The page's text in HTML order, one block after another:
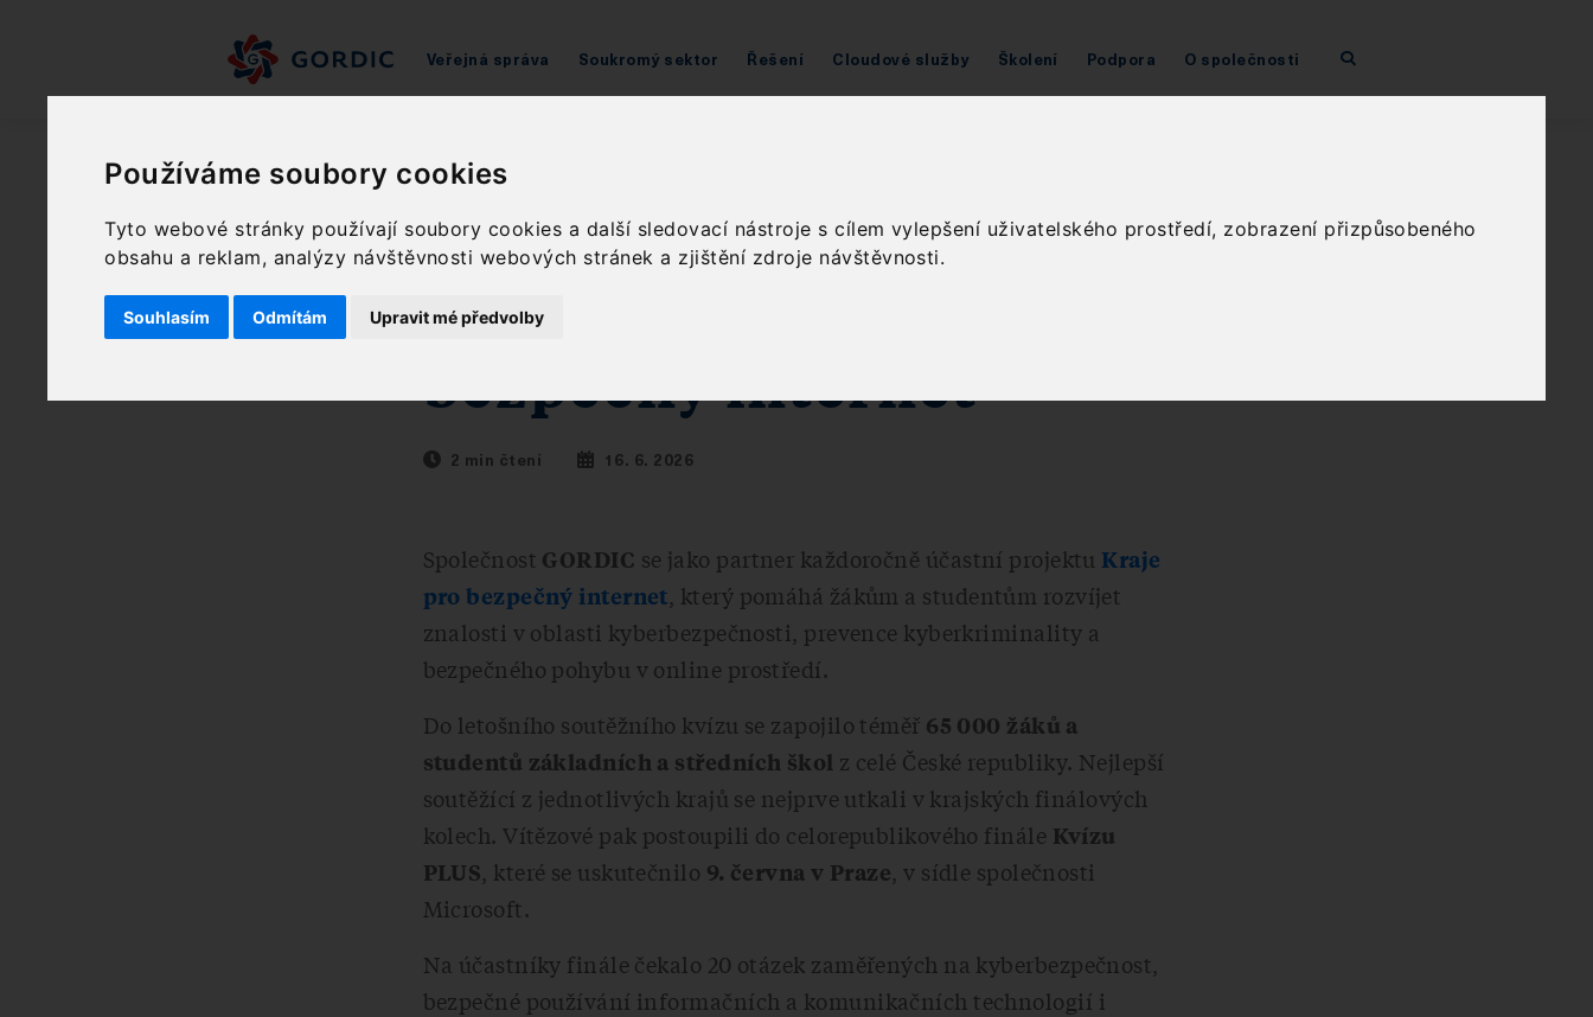
Používáme soubory cookies
Tyto webové stránky používají soubory cookies a další sledovací nástroje s cílem vylepšení uživatelského prostředí, zobrazení přizpůsobeného
obsahu a reklam, analýzy návštěvnosti webových stránek a zjištění zdroje návštěvnosti.
Souhlasím Odmítám Upravit mé předvolby
Veřejná správa Soukromý sektor Řešení Cloudové služby Školení Podpora O společnosti
GORDIC podporuje
projekt Kraje pro
bezpečný internet
2 min čtení 16. 6. 2026
Společnost GORDIC se jako partner každoročně účastní projektu Kraje
pro bezpečný internet, který pomáhá žákům a studentům rozvíjet
znalosti v oblasti kyberbezpečnosti, prevence kyberkriminality a
bezpečného pohybu v online prostředí.
Do letošního soutěžního kvízu se zapojilo téměř 65 000 žáků a
studentů základních a středních škol z celé České republiky. Nejlepší
soutěžící z jednotlivých krajů se nejprve utkali v krajských finálových
kolech. Vítězové pak postoupili do celorepublikového finále Kvízu
PLUS, které se uskutečnilo 9. června v Praze, v sídle společnosti
Microsoft.
Na účastníky finále čekalo 20 otázek zaměřených na kyberbezpečnost,
bezpečné používání informačních a komunikačních technologií i